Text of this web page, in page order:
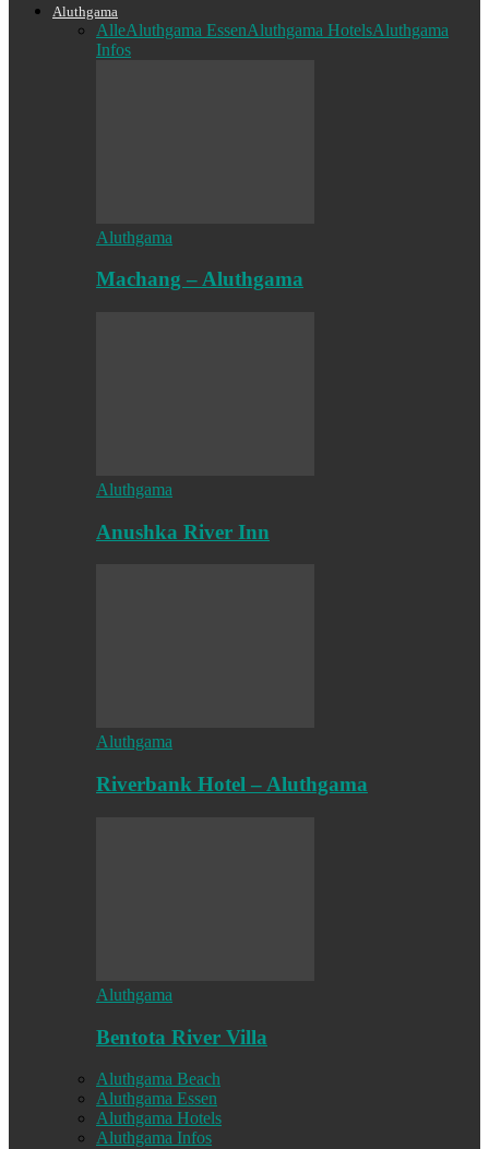
Aluthgama
AlleAluthgama EssenAluthgama HotelsAluthgama
Infos
Aluthgama
Machang – Aluthgama
Aluthgama
Anushka River Inn
Aluthgama
Riverbank Hotel – Aluthgama
Aluthgama
Bentota River Villa
Aluthgama Beach
Aluthgama Essen
Aluthgama Hotels
Aluthgama Infos